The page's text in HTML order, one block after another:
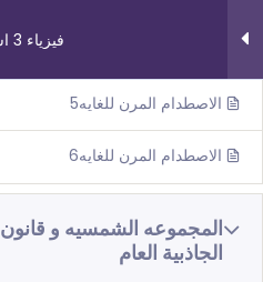
فيزياء 3 اشهر
الاصطدام المرن للغايه5
الاصطدام المرن للغايه6
المجموعه الشمسيه و قانون
الجاذبية العام
روابط مهمة
من نحن
اتصل بنا